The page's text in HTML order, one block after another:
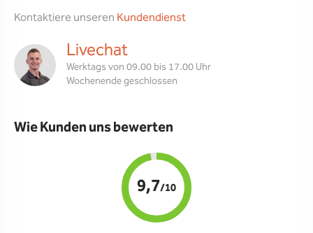
Kontaktiere unseren Kundendienst
Livechat
Werktags von 09.00 bis 17.00 Uhr
Wochenende geschlossen
Wie Kunden uns bewerten
9,7/10